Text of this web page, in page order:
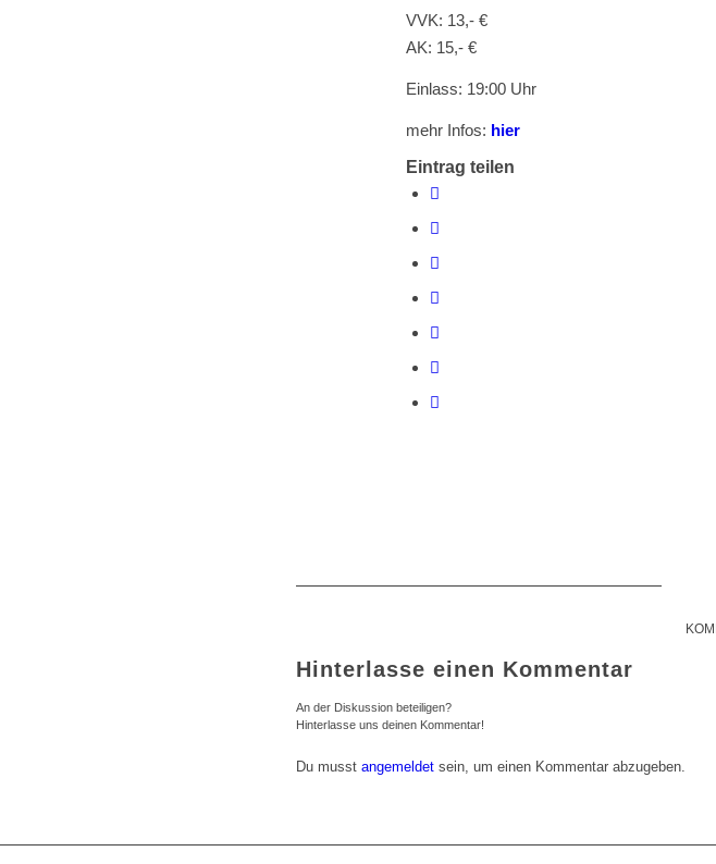
VVK: 13,- €
AK: 15,- €
Einlass: 19:00 Uhr
mehr Infos: hier
Eintrag teilen
Hinterlasse einen Kommentar
An der Diskussion beteiligen?
Hinterlasse uns deinen Kommentar!
Du musst angemeldet sein, um einen Kommentar abzugeben.